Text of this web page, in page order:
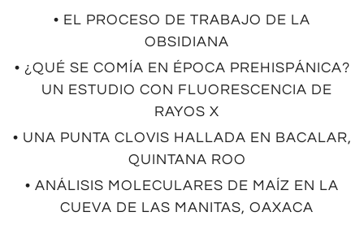
• EL PROCESO DE TRABAJO DE LA
OBSIDIANA
• ¿QUÉ SE COMÍA EN ÉPOCA PREHISPÁNICA?
UN ESTUDIO CON FLUORESCENCIA DE
RAYOS X
• UNA PUNTA CLOVIS HALLADA EN BACALAR,
QUINTANA ROO
• ANÁLISIS MOLECULARES DE MAÍZ EN LA
CUEVA DE LAS MANITAS, OAXACA